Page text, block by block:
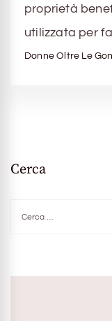
proprietà
utilizzata per
Donne Oltre Le
Cerca
per: